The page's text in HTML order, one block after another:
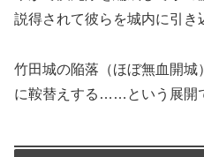
説得されて彼らを城内に引き
竹田城の陥落（ほぼ無血開
に鞍替えする……という展開